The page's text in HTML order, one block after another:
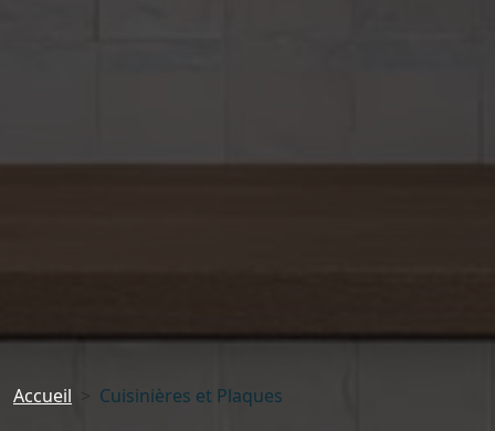
Accueil Cuisinières et Plaques